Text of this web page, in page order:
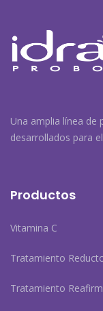
Una amplia línea de
desarrollados para
Productos
Vitamina C
Tratamiento
Tratamiento